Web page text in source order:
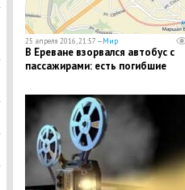
25 апреля 2016, 21:57 —Мир
В Ереване взорвался автобус с
пассажирами: есть погибшие